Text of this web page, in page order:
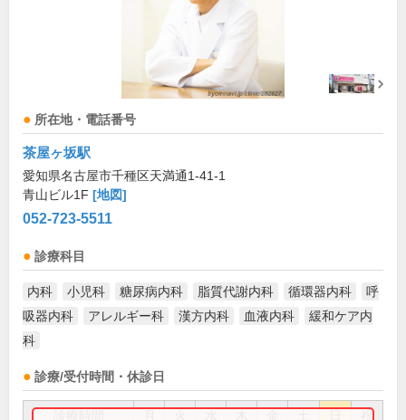
所在地・電話番号
茶屋ヶ坂駅
愛知県名古屋市千種区天満通1-41-1
青山ビル1F [地図]
052-723-5511
診療科目
内科 小児科 糖尿病内科 脂質代謝内科 循環器内科
呼
吸器内科
アレルギー科 漢方内科 血液内科
緩和ケア内
科
診療/受付時間・休診日
祝